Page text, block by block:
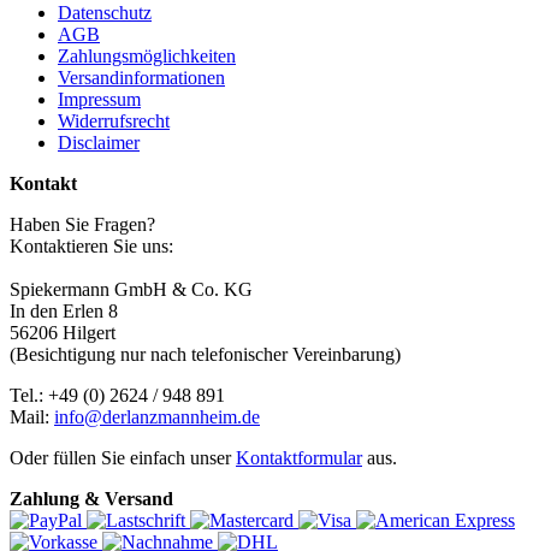
Datenschutz
AGB
Zahlungsmöglichkeiten
Versandinformationen
Impressum
Widerrufsrecht
Disclaimer
Kontakt
Haben Sie Fragen?
Kontaktieren Sie uns:
Spiekermann GmbH & Co. KG
In den Erlen 8
56206 Hilgert
(Besichtigung nur nach telefonischer Vereinbarung)
Tel.: +49 (0) 2624 / 948 891
Mail: info@derlanzmannheim.de
Oder füllen Sie einfach unserKontaktformularaus.
Zahlung & Versand